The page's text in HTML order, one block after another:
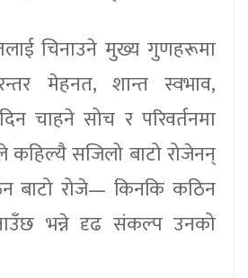
चिनाउने मुख्य गुणहरूमा
मेहनत, शान्त स्वभाव,
चाहने सोच र परिवर्तनमा
कहिल्यै सजिलो बाटो रोजेनन्
बाटो रोजे— किनकि कठिन
भन्ने दृढ संकल्प उनको